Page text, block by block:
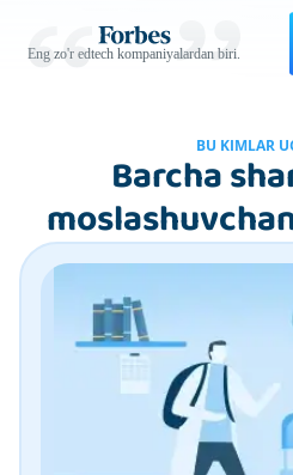
Eng zo'r edtech kompaniyalardan biri.
BU KIMLAR
Barcha